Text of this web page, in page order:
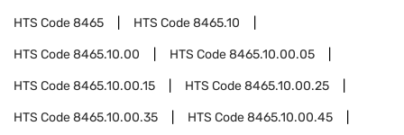
HTS Code8465 HTS Code8465.10
HTS Code8465.10.00 HTS Code8465.10.00.05
HTS Code8465.10.00.15 HTS Code8465.10.00.25
HTS Code8465.10.00.35 HTS Code8465.10.00.45